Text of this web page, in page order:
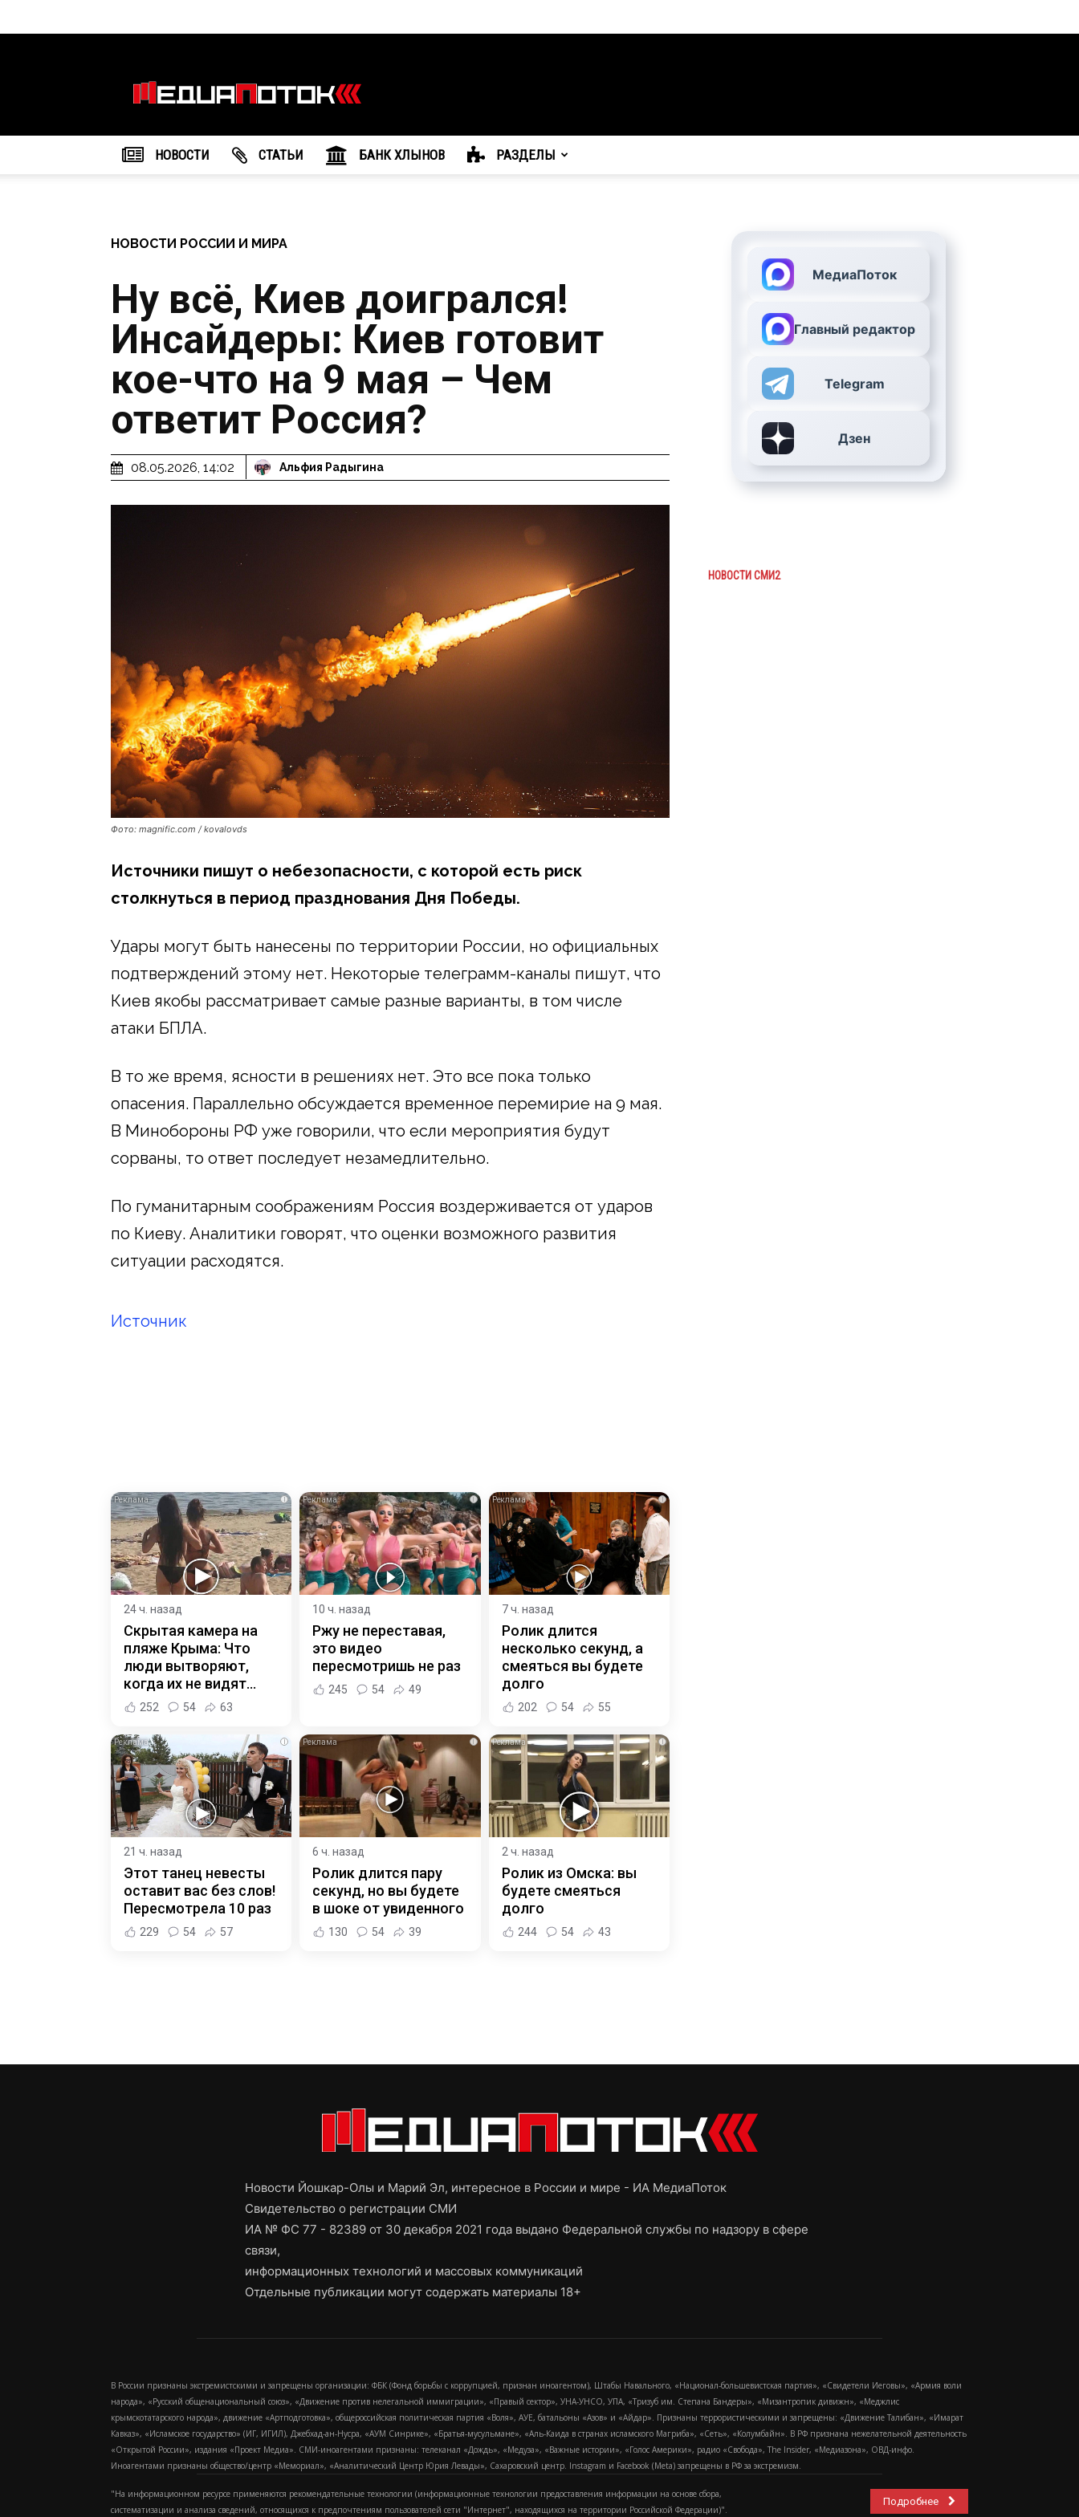
агентство
"МедиаПоток"
НОВОСТИ CТАТЬИ БАНК ХЛЫНОВ РАЗДЕЛЫ
НОВОСТИ РОССИИ И МИРА
Ну всё, Киев доигрался!
Инсайдеры: Киев готовит
кое-что на 9 мая – Чем
ответит Россия?
08.05.2026, 14:02 Альфия Радыгина
Фото: magnific.com / kovalovds
Источники пишут о небезопасности, с которой есть риск
столкнуться в период празднования Дня Победы.
Удары могут быть нанесены по территории России, но официальных
подтверждений этому нет. Некоторые телеграмм-каналы пишут, что
Киев якобы рассматривает самые разные варианты, в том числе
атаки БПЛА.
В то же время, ясности в решениях нет. Это все пока только
опасения. Параллельно обсуждается временное перемирие на 9 мая.
В Минобороны РФ уже говорили, что если мероприятия будут
сорваны, то ответ последует незамедлительно.
По гуманитарным соображениям Россия воздерживается от ударов
по Киеву. Аналитики говорят, что оценки возможного развития
ситуации расходятся.
Источник
i
24 ч. назад
Скрытая камера на
пляже Крыма: Что
люди вытворяют,
когда их не видят...
252 54 63
i
10 ч. назад
Ржу не переставая,
это видео
пересмотришь не раз
245 54 49
i
7 ч. назад
Ролик длится
несколько секунд, а
смеяться вы будете
долго
202 54 55
i
21 ч. назад
Этот танец невесты
оставит вас без слов!
Пересмотрела 10 раз
229 54 57
i
6 ч. назад
Ролик длится пару
секунд, но вы будете
в шоке от увиденного
130 54 39
i
2 ч. назад
Ролик из Омска: вы
будете смеяться
долго
244 54 43
МедиаПоток
Главный редактор
Telegram
Дзен
НОВОСТИ СМИ2
Новости Йошкар-Олы и Марий Эл, интересное в России и мире - ИА МедиаПоток
Свидетельство о регистрации СМИ
ИА № ФС 77 - 82389 от 30 декабря 2021 года выдано Федеральной службы по надзору в сфере
связи,
информационных технологий и массовых коммуникаций
Отдельные публикации могут содержать материалы 18+
В России признаны экстремистскими и запрещены организации: ФБК (Фонд борьбы с коррупцией, признан иноагентом), Штабы Навального, «Национал-большевистская партия», «Свидетели Иеговы», «Армия воли
народа», «Русский общенациональный союз», «Движение против нелегальной иммиграции», «Правый сектор», УНА-УНСО, УПА, «Тризуб им. Степана Бандеры», «Мизантропик дивижн», «Меджлис
крымскотатарского народа», движение «Артподготовка», общероссийская политическая партия «Воля», АУЕ, батальоны «Азов» и «Айдар». Признаны террористическими и запрещены: «Движение Талибан», «Имарат
Кавказ», «Исламское государство» (ИГ, ИГИЛ), Джебхад-ан-Нусра, «АУМ Синрике», «Братья-мусульмане», «Аль-Каида в странах исламского Магриба», «Сеть», «Колумбайн». В РФ признана нежелательной деятельность
«Открытой России», издания «Проект Медиа». СМИ-иноагентами признаны: телеканал «Дождь», «Медуза», «Важные истории», «Голос Америки», радио «Свобода», The Insider, «Медиазона», ОВД-инфо.
Иноагентами признаны общество/центр «Мемориал», «Аналитический Центр Юрия Левады», Сахаровский центр. Instagram и Facebook (Metа) запрещены в РФ за экстремизм.
"На информационном ресурсе применяются рекомендательные технологии (информационные технологии предоставления информации на основе сбора,
систематизации и анализа сведений, относящихся к предпочтениям пользователей сети "Интернет", находящихся на территории Российской Федерации)".
Подробнее